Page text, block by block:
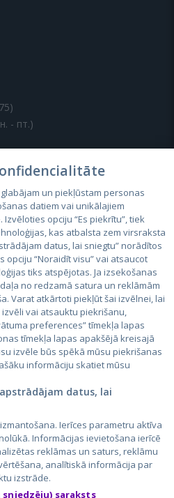
- пт.)
CVbankas.lt
Kainos.lt
Paslaugos.lt
auto24.ee
un piekļūstam personas
datiem vai unikālajiem
opciju “Es piekrītu”, tiek
kas atbalsta zem virsraksta
datus, lai sniegtu” norādītos
opciju “Noraidīt visu” vai atsaucot
tiks atspējotas. Ja izsekošanas
no redzamā satura un reklāmām
Varat atkārtoti piekļūt šai izvēlnei, lai
vai atsauktu piekrišanu,
preferences” tīmekļa lapas
tīmekļa lapas apakšējā kreisajā
izvēle būs spēkā mūsu piekrišanas
informāciju skatiet mūsu
datus, lai
Ierīces parametru aktīva
Informācijas ievietošana ierīcē
reklāmas un saturs, reklāmu
analītiskā informācija par
izstrāde.
saraksts